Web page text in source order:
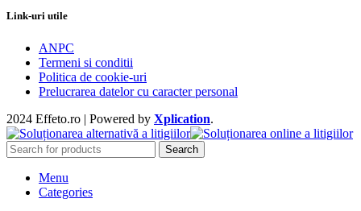
Link-uri utile
ANPC
Termeni si conditii
Politica de cookie-uri
Prelucrarea datelor cu caracter personal
2024 Effeto.ro | Powered by Xplication.
Search
Menu
Categories